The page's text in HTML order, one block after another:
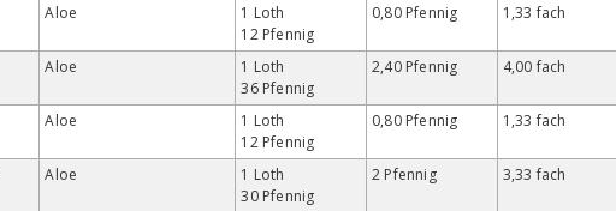
Aloe
1 Loth
12 Pfennig
0,80 Pfennig 1,33 fach
Aloe
1 Loth
36 Pfennig
2,40 Pfennig 4,00 fach
Aloe
1 Loth
12 Pfennig
0,80 Pfennig 1,33 fach
Aloe
1 Loth
30 Pfennig
2 Pfennig 3,33 fach